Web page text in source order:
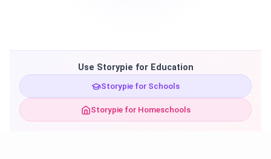
Use Storypie for Education
Storypie for Schools
Storypie for Homeschools